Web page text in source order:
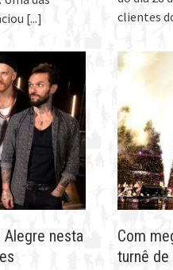
[...]
clientes
nesta
Com
turnê de